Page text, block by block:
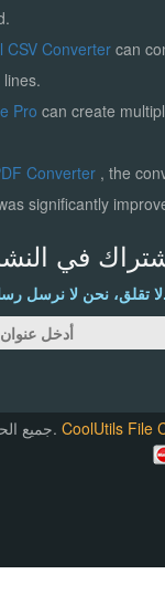
CSV Convertercan
Pro can create
Converter , the
significantly
في
لا تقلق، نحن لا نرسل رسائل غير مرغوب فيها.
© 2026. جميع الحقوق محفوظة.CoolUtils File